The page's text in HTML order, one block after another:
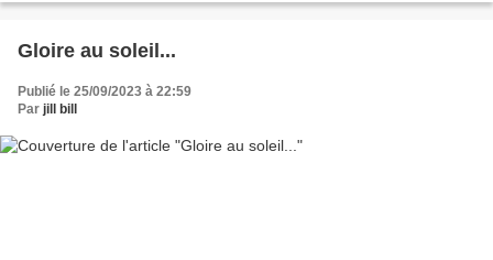
Gloire au soleil...
Publié le 25/09/2023 à 22:59
Par jill bill